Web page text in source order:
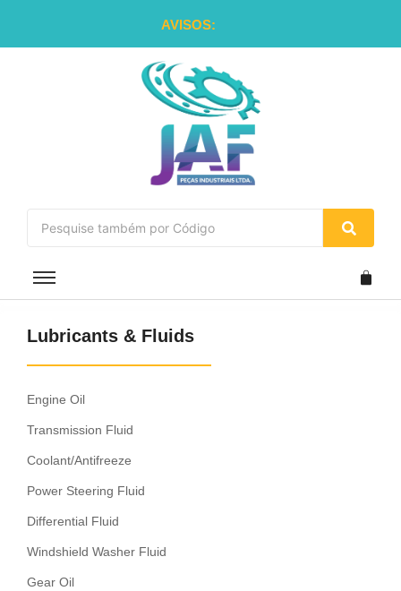
AVISOS:
Lubricants & Fluids
Engine Oil
Transmission Fluid
Coolant/Antifreeze
Power Steering Fluid
Differential Fluid
Windshield Washer Fluid
Gear Oil